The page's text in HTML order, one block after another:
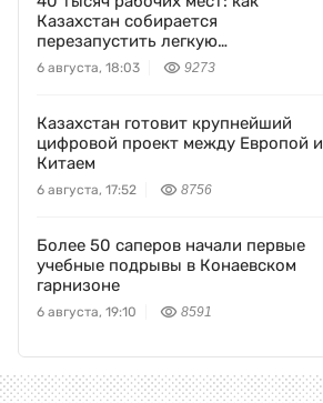
Казахстан собирается
перезапустить легкую
промышленность
6 августа, 18:03 9273
Казахстан готовит крупнейший
цифровой проект между Европой и
Китаем
6 августа, 17:52 8756
Более 50 саперов начали первые
учебные подрывы в Конаевском
гарнизоне
6 августа, 19:10 8591